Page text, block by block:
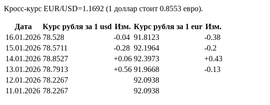
Кросс-курс EUR/USD=1.1692 (1 доллар стоит 0.8553 евро).
Дата Курс рубля за 1 usd Изм. Курс рубля за 1 eur Изм.
16.01.2026 78.528 -0.04 91.8123
-0.38
15.01.2026 78.5711 -0.28 92.1964
-0.2
14.01.2026 78.8527 +0.06 92.3973
+0.43
13.01.2026 78.7913 +0.56 91.9668
-0.13
12.01.2026 78.2267
92.0938
11.01.2026 78.2267 92.0938